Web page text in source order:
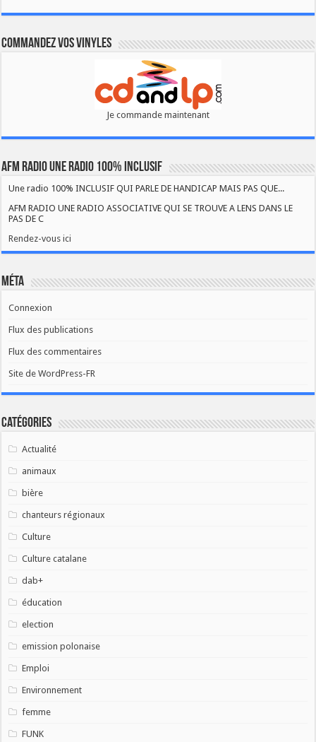
Commandez vos vinyles
Je commande maintenant
AFM RADIO UNE RADIO 100% INCLUSIF
Une radio 100% INCLUSIF QUI PARLE DE HANDICAP MAIS PAS QUE...
AFM RADIO UNE RADIO ASSOCIATIVE QUI SE TROUVE A LENS DANS LE
PAS DE C
Rendez-vous ici
Méta
Connexion
Flux des publications
Flux des commentaires
Site de WordPress-FR
Catégories
Actualité
animaux
bière
chanteurs régionaux
Culture
Culture catalane
dab+
éducation
election
emission polonaise
Emploi
Environnement
femme
FUNK